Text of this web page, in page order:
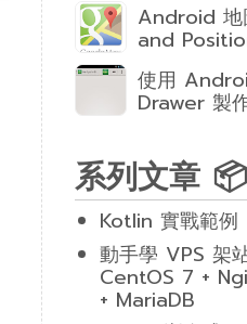
Android 地
and
使用
Drawer 製
系列文章 📦
Kotlin 實戰範例
動手學 VPS 架
CentOS 7 +
+ MariaDB